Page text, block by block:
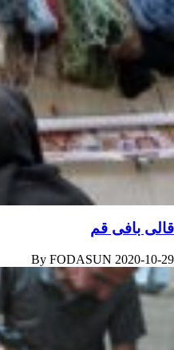
قالی بافی قم
By FODASUN 2020-10-29